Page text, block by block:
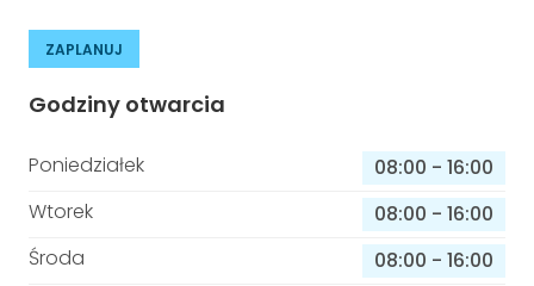
ZAPLANUJ
Godziny otwarcia
Poniedziałek 08:00 - 16:00
Wtorek
08:00 - 16:00
Środa
08:00 - 16:00